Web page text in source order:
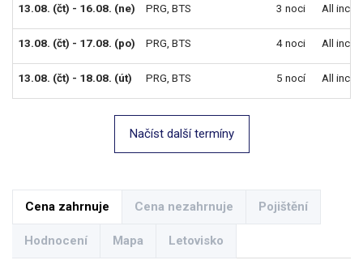
13.08. (čt) - 16.08. (ne) PRG BTS 3 noci All
13.08. (čt) - 17.08. (po) PRG BTS 4 noci All
13.08. (čt) - 18.08. (út) PRG BTS 5 nocí All
Načíst další termíny
Cena zahrnuje Cena nezahrnuje Pojištění
Hodnocení Mapa Letovisko